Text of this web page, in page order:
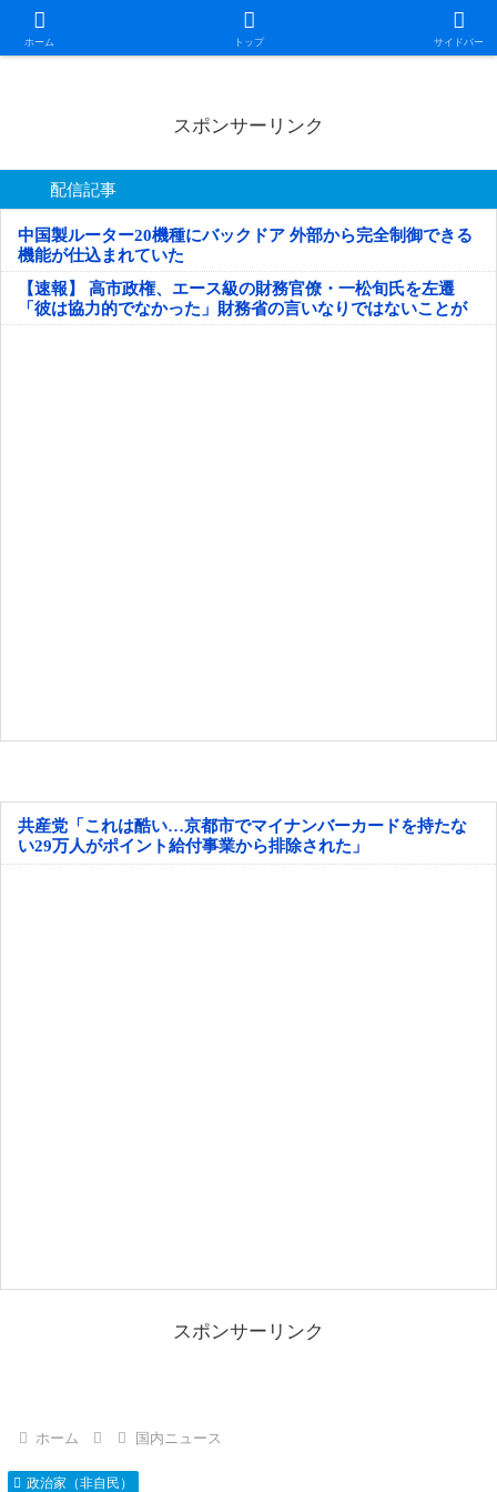
ホーム トップ サイドバー
日本第一！ニュース録
スポンサーリンク
配信記事
中国製ルーター20機種にバックドア 外部から完全制御できる
機能が仕込まれていた
【速報】 高市政権、エース級の財務官僚・一松旬氏を左遷
「彼は協力的でなかった」財務省の言いなりではないことが
判明
共産党「これは酷い…京都市でマイナンバーカードを持たな
い29万人がポイント給付事業から排除された」
スポンサーリンク
ホーム 国内ニュース
政治家（非自民）